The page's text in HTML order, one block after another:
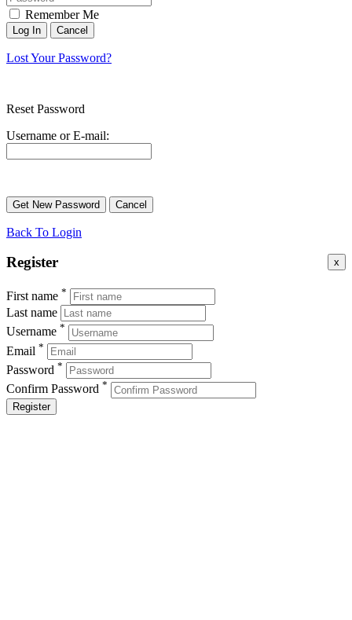
Remember Me
Lost Your Password?
Reset Password
Username or E-mail:
Back To Login
x
Register
First name *
Last name
Username *
Email *
Password *
Confirm Password *
Register